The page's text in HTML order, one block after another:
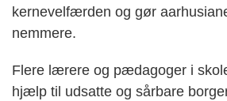
kernevelfærden og gør
nemmere.
Flere lærere og pædagoger i
hjælp til udsatte og sårbare